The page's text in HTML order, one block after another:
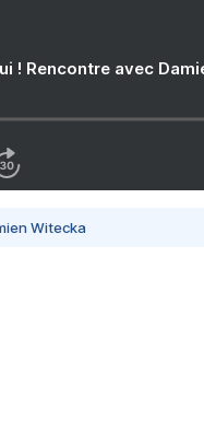
! Rencontre avec
Witecka